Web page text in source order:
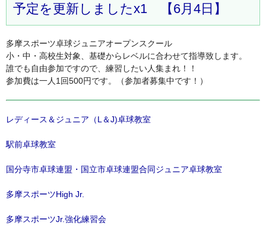
予定を更新しましたx1 【6月4日】
多摩スポーツ卓球ジュニアオープンスクール
小・中・高校生対象、基礎からレベルに合わせて指導致します。
誰でも自由参加ですので、練習したい人集まれ！！
参加費は一人1回500円です。（参加者募集中です！）
レディース＆ジュニア（L＆J)卓球教室
駅前卓球教室
国分寺市卓球連盟・国立市卓球連盟合同ジュニア卓球教室
多摩スポーツHigh Jr.
多摩スポーツJr.強化練習会